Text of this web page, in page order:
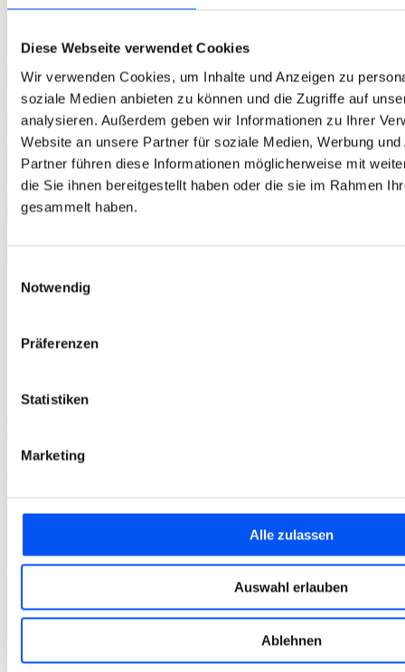
Diese Webseite verwendet Cookies
Wir verwenden Cookies, um Inhalte und Anzeigen zu
soziale Medien anbieten zu können und die Zugriffe auf
analysieren. Außerdem geben wir Informationen zu Ihrer
Website an unsere Partner für soziale Medien, Werbung
Partner führen diese Informationen möglicherweise mit
die Sie ihnen bereitgestellt haben oder die sie im Rahmen
gesammelt haben.
Notwendig
Präferenzen
Statistiken
Marketing
Alle zulassen
Auswahl erlauben
Ablehnen
Erstlieferung sofort (Mindestbestellwert 20€)
Immer versandkostenfrei
Ihren Lieferintervall können Sie im Warenkorb bestimmen.
Lieferung in 3-6 Werktagen
4,99€
kostenlose Lieferung ab 49,00€
46,00 €
In den Warenkorb
Wassergehalt:
Nutzungsdauer:
Tragezeit:
ACUVUE® OASYS MULTIFOCAL
Kontaktlinsenmarken der Welt, mit unübertroffenem Tragekomfort.
Digitale Geräte und ein anspruchsvolles Umfeld, wie bei einer
Klimaanlage oder trockener Luft, können zu mangelndem Komfort
und zur Reizung Ihrer Augen führen.
Die Kontaktlinsen der Marke ACUVUE OASYS® mit
Funktionsweise Ihrem Tränenfilm, um so das Gefühl müder Augen